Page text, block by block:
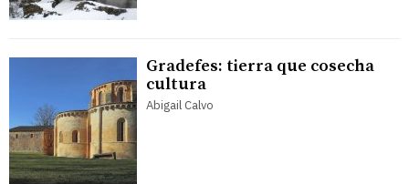
Gradefes: tierra que cosecha
cultura
Abigail Calvo